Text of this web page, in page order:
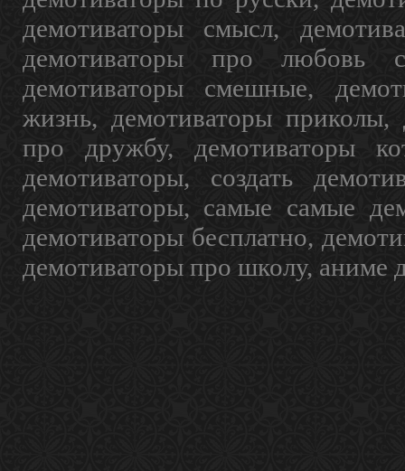
демотиваторы смысл,
демотиваторы про любовь
демотиваторы смешные,
жизнь, демотиваторы приколы,
про дружбу, демотиваторы
демотиваторы, создать
демотиваторы, самые самые
демотиваторы бесплатно,
демотиваторы про школу, аниме